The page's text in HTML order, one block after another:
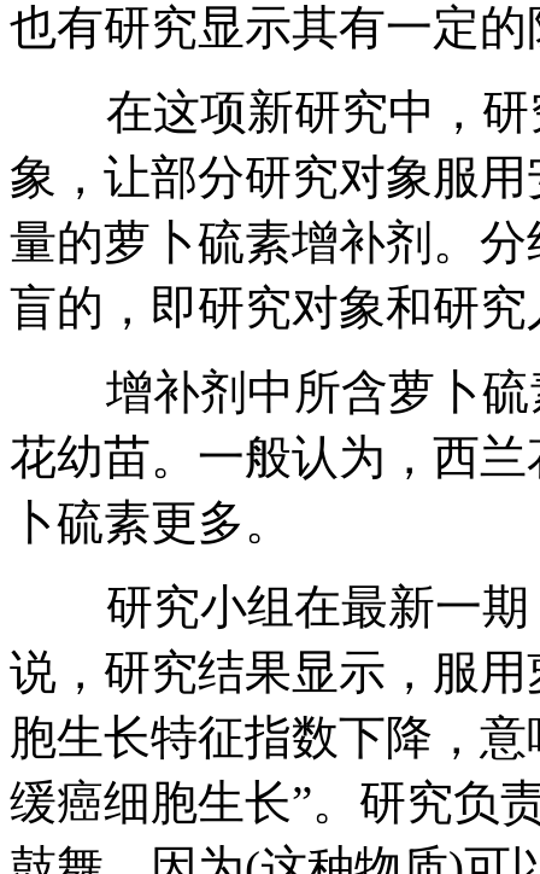
也有研究显示其有一定
在这项新研究中，研
象，让部分研究对象服
量的萝卜硫素增补剂。
盲的，即研究对象和研
增补剂中所含萝卜硫
花幼苗。一般认为，西
卜硫素更多。
研究小组在最新一期
说，研究结果显示，服
胞生长特征指数下降，
缓癌细胞生长”。研究负